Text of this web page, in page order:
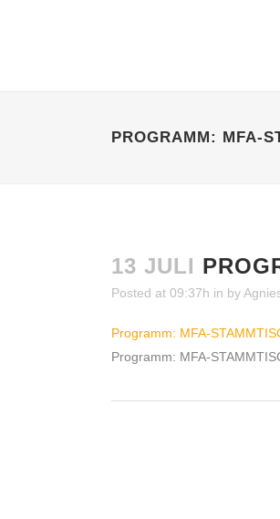
PROGRAMM: MFA-
13 JULI
Posted at 09:37h in by
Programm: MFA-
Programm: MFA-